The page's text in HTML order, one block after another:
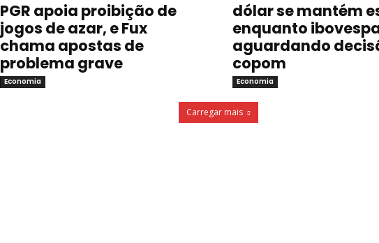
PGR apoia proibição de
jogos de azar, e Fux
chama apostas de
problema grave
Economia
dólar se mantém
enquanto
aguardando
copom
Economia
Carregar mais